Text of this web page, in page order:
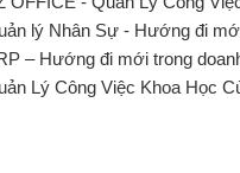
lý Nhân Sự - Hướng đi
– Hướng đi mới trong
Lý Công Việc Khoa Học